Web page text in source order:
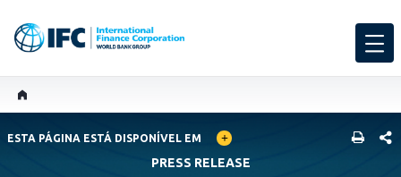
GLOBAL LANGUAGE TOGGLER
ESTA PÁGINA ESTÁ DISPONÍVEL EM
PRESS RELEASE